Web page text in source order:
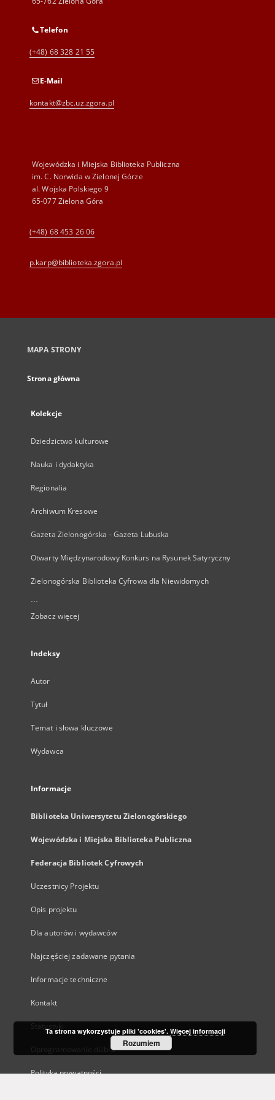
Telefon
(+48) 68 328 21 55
E-Mail
kontakt@zbc.uz.zgora.pl
Wojewódzka i Miejska Biblioteka Publiczna
im. C. Norwida w Zielonej Górze
al. Wojska Polskiego 9
65-077 Zielona Góra
(+48) 68 453 26 06
p.karp@biblioteka.zgora.pl
MAPA STRONY
Strona główna
Kolekcje
Dziedzictwo kulturowe
Nauka i dydaktyka
Regionalia
Archiwum Kresowe
Gazeta Zielonogórska - Gazeta Lubuska
Otwarty Międzynarodowy Konkurs na Rysunek Satyryczny
Zielonogórska Biblioteka Cyfrowa dla Niewidomych
...
Zobacz więcej
Indeksy
Autor
Tytuł
Temat i słowa kluczowe
Wydawca
Informacje
Biblioteka Uniwersytetu Zielonogórskiego
Wojewódzka i Miejska Biblioteka Publiczna
Federacja Bibliotek Cyfrowych
Uczestnicy Projektu
Opis projektu
Dla autorów i wydawców
Najczęściej zadawane pytania
Informacje techniczne
Kontakt
Statystyki
Oprogramowanie dLibra
Polityka prywatności
Ta strona wykorzystuje pliki 'cookies'. Więcej informacji
Rozumiem